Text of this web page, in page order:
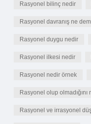
Rasyonel bilinç nedir
Rasyonel davranış ne
Rasyonel duygu nedir
Rasyonel ilkesi nedir
Rasyonel nedir örnek
Rasyonel olup olmadığını
Rasyonel ve irrasyonel